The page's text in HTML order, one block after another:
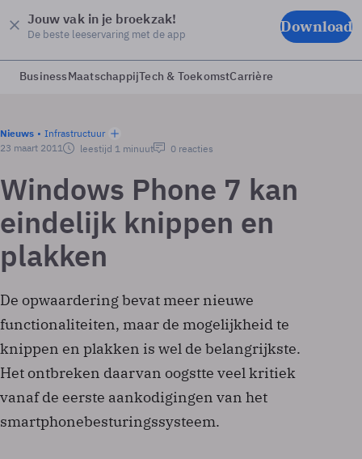
Jouw vak in je broekzak!
De beste leeservaring met de app Download
BusinessMaatschappijTech & ToekomstCarrière
Nieuws
Infrastructuur
23 maart 2011
leestijd 1 minuut 0 reacties
Windows Phone 7 kan
eindelijk knippen en
plakken
De opwaardering bevat meer nieuwe
functionaliteiten, maar de mogelijkheid te
knippen en plakken is wel de belangrijkste.
Het ontbreken daarvan oogstte veel kritiek
vanaf de eerste aankodigingen van het
smartphonebesturingssysteem.